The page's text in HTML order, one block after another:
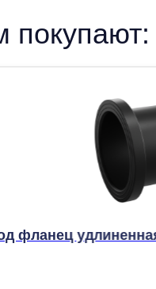
покупают:
фланец